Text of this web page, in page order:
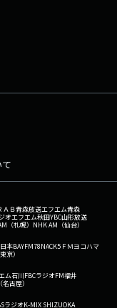
ＡＢ青森放送エフエム青森
オエフエム秋田YBC山形放送
（札幌） NHK AM（仙台）
本BAYFM78NACK5 ＦＭヨコハマ
京）
ム石川FBCラジオFM福井
古屋）
ラジオK-MIX SHIZUOKA